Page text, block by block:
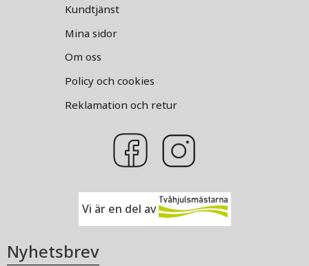
Kundtjänst
Mina sidor
Om oss
Policy och cookies
Reklamation och retur
Vi är en del av
Nyhetsbrev